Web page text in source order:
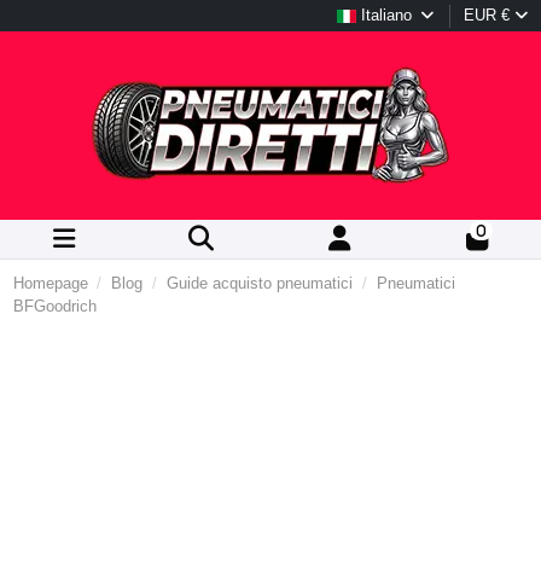
Italiano EUR €
0
Homepage Blog Guide acquisto pneumatici
Pneumatici
BFGoodrich